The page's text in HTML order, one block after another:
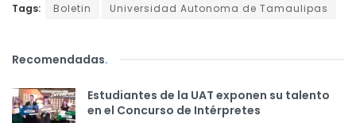
Tags: Boletin Universidad Autonoma de Tamaulipas
Recomendadas.
Estudiantes de la UAT exponen su talento
en el Concurso de Intérpretes